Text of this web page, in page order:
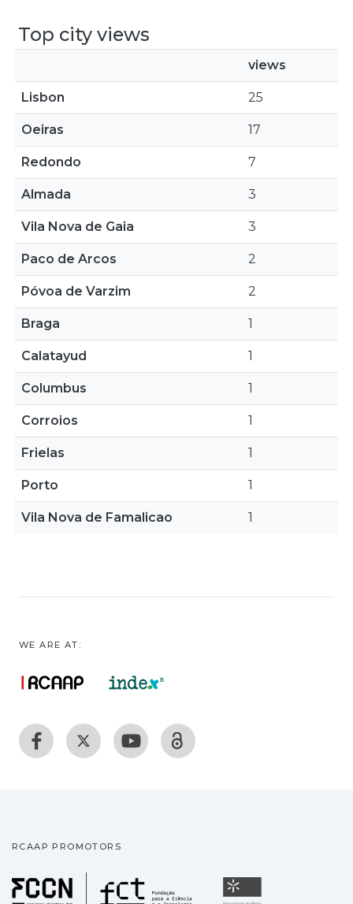
Top city views
views
Lisbon 25
Oeiras 17
Redondo 7
Almada 3
Vila Nova de Gaia 3
Paco de Arcos 2
Póvoa de Varzim 2
Braga 1
Calatayud 1
Columbus 1
Corroios 1
Frielas 1
Porto 1
Vila Nova de Famalicao 1
WE ARE AT:
RCAAP PROMOTORS
Fundação para a